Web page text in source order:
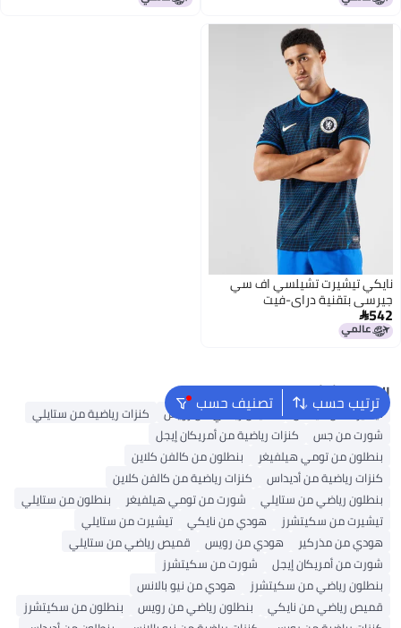
نايكي تيشيرت تشيلسي اف سي
جيرسي بتقنية دراي-فيت
542
ترتيب حسب تصنيف حسب البحث الشائع
تيشيرت من أديداس قميص رياضي من رويس
كنزات رياضية من ستايلي
شورت من جس
كنزات رياضية من أمريكان إيجل
بنطلون من تومي هيلفيغر
بنطلون من كالفن كلاين
كنزات رياضية من أديداس
كنزات رياضية من كالفن كلاين
بنطلون رياضي من ستايلي
شورت من تومي هيلفيغر
بنطلون من ستايلي
تيشيرت من سكيتشرز
هودي من نايكي
تيشيرت من ستايلي
هودي من مذركير
هودي من رويس
قميص رياضي من ستايلي
شورت من أمريكان إيجل
شورت من سكيتشرز
بنطلون رياضي من سكيتشرز
هودي من نيو بالانس
قميص رياضي من نايكي
بنطلون رياضي من رويس
بنطلون من سكيتشرز